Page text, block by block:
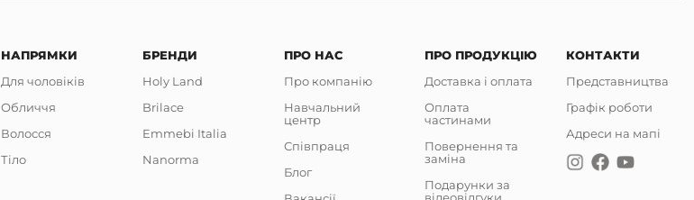
НАПРЯМКИ
Для чоловіків
Обличчя
Волосся
Тіло
БРЕНДИ
Holy Land
Brilace
Emmebi Italia
Nanorma
ПРО НАС
Про компанію
Навчальний
центр
Співпраця
Блог
ПРО ПРОДУКЦІЮ
Доставка і оплата
Оплата
частинами
Повернення та
заміна
Подарунки за
КОНТАКТИ
Представництва
Графік роботи
Адреси на мапі